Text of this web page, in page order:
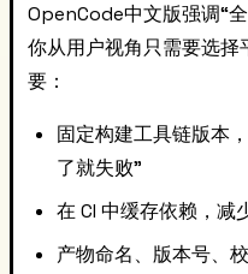
OpenCode中文版强调“
你从用户视角只需要选
要：
固定构建工具链版本
了就失败”
在 CI 中缓存依赖，减
产物命名、版本号、